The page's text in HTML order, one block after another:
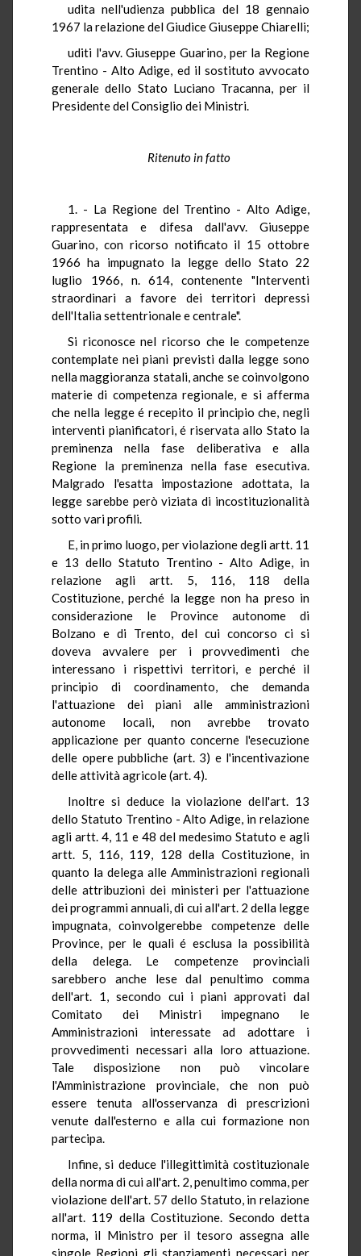
udita nell'udienza pubblica del 18 gennaio
1967 la relazione del Giudice Giuseppe Chiarelli;
uditi l'avv. Giuseppe Guarino, per la Regione
Trentino - Alto Adige, ed il sostituto avvocato
generale dello Stato Luciano Tracanna, per il
Presidente del Consiglio dei Ministri.
Ritenuto in fatto
1. - La Regione del Trentino - Alto Adige,
rappresentata e difesa dall'avv. Giuseppe
Guarino, con ricorso notificato il 15 ottobre
1966 ha impugnato la legge dello Stato 22
luglio 1966, n. 614, contenente "Interventi
straordinari a favore dei territori depressi
dell'Italia settentrionale e centrale".
Si riconosce nel ricorso che le competenze
contemplate nei piani previsti dalla legge sono
nella maggioranza statali, anche se coinvolgono
materie di competenza regionale, e si afferma
che nella legge é recepito il principio che, negli
interventi pianificatori, é riservata allo Stato la
preminenza nella fase deliberativa e alla
Regione la preminenza nella fase esecutiva.
Malgrado l'esatta impostazione adottata, la
legge sarebbe però viziata di incostituzionalità
sotto vari profili.
E, in primo luogo, per violazione degli artt. 11
e 13 dello Statuto Trentino - Alto Adige, in
relazione agli artt. 5, 116, 118 della
Costituzione, perché la legge non ha preso in
considerazione le Province autonome di
Bolzano e di Trento, del cui concorso ci si
doveva avvalere per i provvedimenti che
interessano i rispettivi territori, e perché il
principio di coordinamento, che demanda
l'attuazione dei piani alle amministrazioni
autonome locali, non avrebbe trovato
applicazione per quanto concerne l'esecuzione
delle opere pubbliche (art. 3) e l'incentivazione
delle attività agricole (art. 4).
Inoltre si deduce la violazione dell'art. 13
dello Statuto Trentino - Alto Adige, in relazione
agli artt. 4, 11 e 48 del medesimo Statuto e agli
artt. 5, 116, 119, 128 della Costituzione, in
quanto la delega alle Amministrazioni regionali
delle attribuzioni dei ministeri per l'attuazione
dei programmi annuali, di cui all'art. 2 della legge
impugnata, coinvolgerebbe competenze delle
Province, per le quali é esclusa la possibilità
della delega. Le competenze provinciali
sarebbero anche lese dal penultimo comma
dell'art. 1, secondo cui i piani approvati dal
Comitato dei Ministri impegnano le
Amministrazioni interessate ad adottare i
provvedimenti necessari alla loro attuazione.
Tale disposizione non può vincolare
l'Amministrazione provinciale, che non può
essere tenuta all'osservanza di prescrizioni
venute dall'esterno e alla cui formazione non
partecipa.
Infine, si deduce l'illegittimità costituzionale
della norma di cui all'art. 2, penultimo comma, per
violazione dell'art. 57 dello Statuto, in relazione
all'art. 119 della Costituzione. Secondo detta
norma, il Ministro per il tesoro assegna alle
singole Regioni gli stanziamenti necessari per